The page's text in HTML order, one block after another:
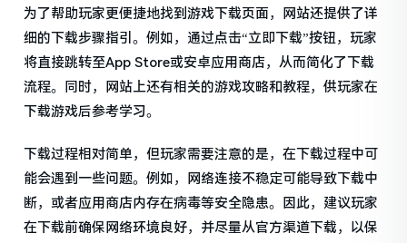
为了帮助玩家更便捷地找到游戏下载页面，网站还提供了详
细的下载步骤指引。例如，通过点击“立即下载”按钮，玩家
将直接跳转至App Store或安卓应用商店，从而简化了下载
流程。同时，网站上还有相关的游戏攻略和教程，供玩家在
下载游戏后参考学习。
下载过程相对简单，但玩家需要注意的是，在下载过程中可
能会遇到一些问题。例如，网络连接不稳定可能导致下载中
断，或者应用商店内存在病毒等安全隐患。因此，建议玩家
在下载前确保网络环境良好，并尽量从官方渠道下载，以保